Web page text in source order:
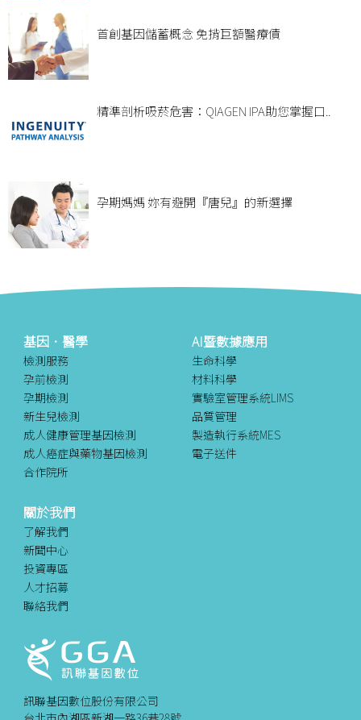
首創基因儲蓄概念 免揹巨額醫療債
精準剖析吸菸危害：QIAGEN IPA助您掌握口..
孕期媽媽 妳有避開『唐兒』的新選擇
基因．醫學
檢測服務
孕前檢測
孕期檢測
新生兒檢測
成人健康管理基因檢測
成人癌症與藥物基因檢測
合作院所
AI暨數據應用
生命科學
材料科學
實驗室管理系統LIMS
品質管理
製造執行系統MES
電子送件
關於我們
了解我們
新聞中心
投資專區
人才招募
聯絡我們
訊聯基因數位股份有限公司